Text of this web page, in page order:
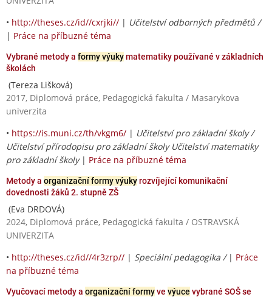
• http://theses.cz/id//cxrjki// | Učitelství odborných předmětů /
| Práce na příbuzné téma
Vybrané metody a formy výukymatematiky používané v základních
školách
(Tereza Lišková)
2017, Diplomová práce, Pedagogická fakulta / Masarykova
univerzita
• https://is.muni.cz/th/vkgm6/ | Učitelství pro základní školy /
Učitelství přírodopisu pro základní školy Učitelství matematiky
pro základní školy| Práce na příbuzné téma
Metody a organizační formy výukyrozvíjející komunikační
dovednosti žáků 2. stupně ZŠ
(Eva DRDOVÁ)
2024, Diplomová práce, Pedagogická fakulta / OSTRAVSKÁ
UNIVERZITA
• http://theses.cz/id//4r3zrp// | Speciální pedagogika / | Práce
na příbuzné téma
Vyučovací metody a organizační formyve výuce vybrané SOŠ se